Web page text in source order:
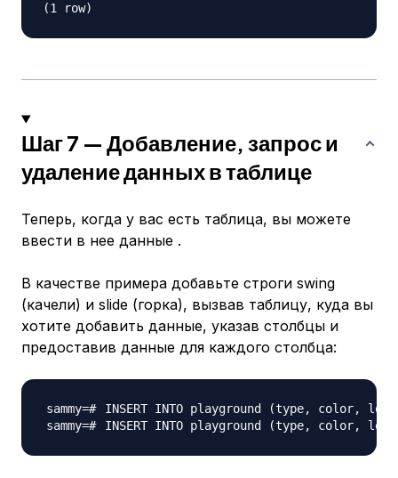
Шаг 7 — Добавление, запрос и
удаление данных в таблице
Теперь, когда у вас есть таблица, вы можете
ввести в нее данные .
В качестве примера добавьте строги swing
(качели) и slide (горка), вызвав таблицу, куда вы
хотите добавить данные, указав столбцы и
предоставив данные для каждого столбца:
INSERT INTO playground (type, color,
INSERT INTO playground
(type, color,